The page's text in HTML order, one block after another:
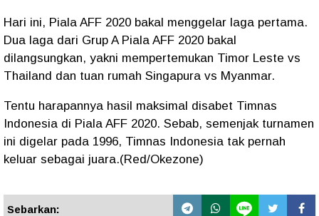
Hari ini, Piala AFF 2020 bakal menggelar laga pertama.
Dua laga dari Grup A Piala AFF 2020 bakal
dilangsungkan, yakni mempertemukan Timor Leste vs
Thailand dan tuan rumah Singapura vs Myanmar.
Tentu harapannya hasil maksimal disabet Timnas
Indonesia di Piala AFF 2020. Sebab, semenjak turnamen
ini digelar pada 1996, Timnas Indonesia tak pernah
keluar sebagai juara.(Red/Okezone)
Sebarkan: